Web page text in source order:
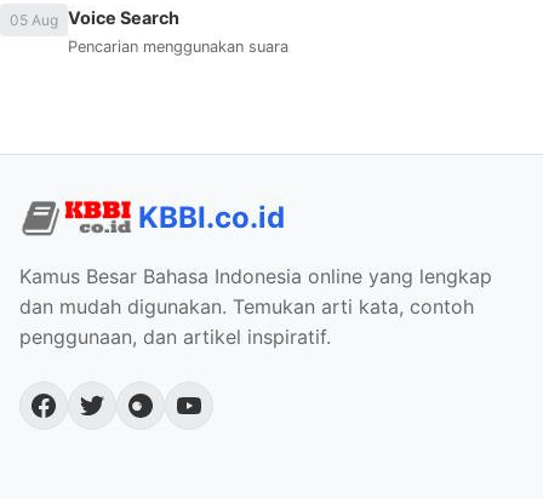
05 Aug Voice Search
Pencarian menggunakan suara
KBBI.co.id
Kamus Besar Bahasa Indonesia online yang lengkap
dan mudah digunakan. Temukan arti kata, contoh
penggunaan, dan artikel inspiratif.